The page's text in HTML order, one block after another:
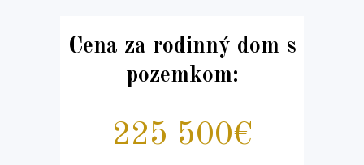
Cena za rodinný dom s
pozemkom:
225 500€